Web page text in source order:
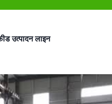
उत्पादन लाइन